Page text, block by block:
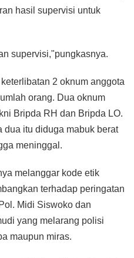
hasil supervisi untuk
supervisi,"pungkasnya.
2 oknum anggota
orang. Dua oknum
Bripda RH dan Bripda LO.
dua itu diduga mabuk berat
meninggal.
melanggar kode etik
terhadap peringatan
Midi Siswoko dan
yang melarang polisi
maupun miras.